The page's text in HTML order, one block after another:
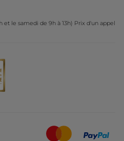
et le samedi de 9h à 13h) Prix d'un appel